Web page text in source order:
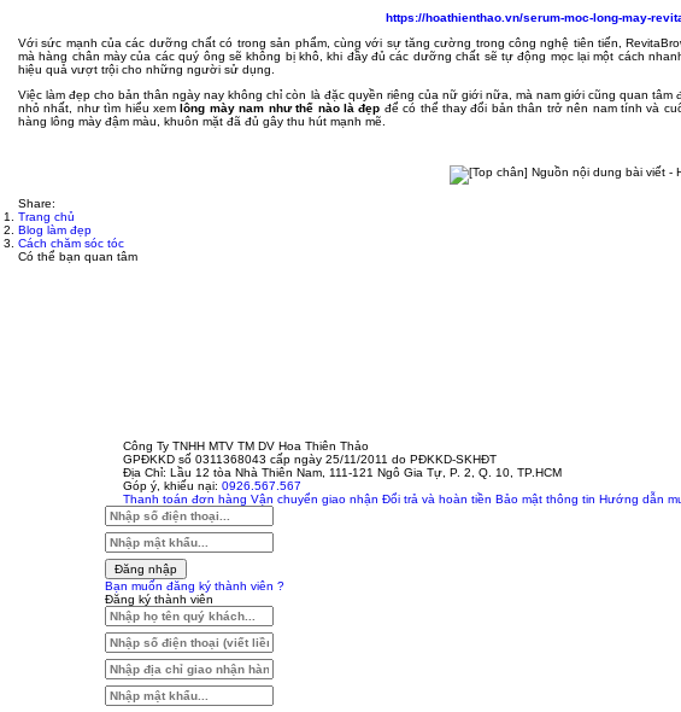
https://hoathienthao.vn/serum-moc-long-may-
Với sức mạnh của các dưỡng chất có trong sản phẩm, cùng với sự tăng cường trong công nghệ tiên tiến,
mà hàng chân mày của các quý ông sẽ không bị khô, khi đầy đủ các dưỡng chất sẽ tự động mọc lại một cách
hiệu quả vượt trội cho những người sử dụng.
Việc làm đẹp cho bản thân ngày nay không chỉ còn là đặc quyền riêng của nữ giới nữa, mà nam giới cũng quan
nhỏ nhất, như tìm hiểu xemlông mày nam như thế nào là đẹp để có thể thay đổi bản thân trở nên nam tính và
hàng lông mày đậm màu, khuôn mặt đã đủ gây thu hút mạnh mẽ.
Share:
Trang chủ
Blog làm đẹp
Cách chăm sóc tóc
Có thể bạn quan tâm
Công Ty TNHH MTV TM DV Hoa Thiên Thảo
GPĐKKD số 0311368043 cấp ngày 25/11/2011 do PĐKKD-SKHĐT
Địa Chỉ: Lầu 12 tòa Nhà Thiên Nam, 111-121 Ngô Gia Tự, P. 2, Q. 10, TP.HCM
Góp ý, khiếu nại: 0926.567.567
Thanh toán đơn hàng Vận chuyển giao nhận Đổi trả và hoàn tiền Bảo mật thông tin Hướng dẫn
Đăng nhập
Bạn muốn đăng ký thành viên ?
Đăng ký thành viên